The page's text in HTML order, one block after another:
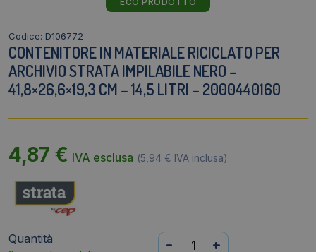
Codice: D106772
CONTENITORE IN MATERIALE RICICLATO PER
ARCHIVIO STRATA IMPILABILE NERO –
41,8×26,6×19,3 CM – 14,5 LITRI – 2000440160
4,87 € IVA esclusa (5,94 € IVA inclusa)
Quantità
Contenitore
- +